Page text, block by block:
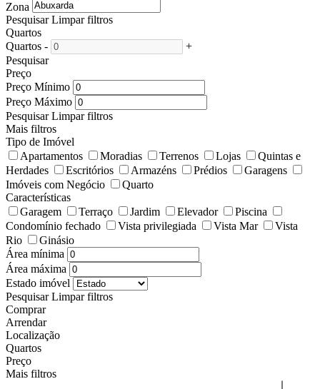
Zona
Pesquisar Limpar filtros
Quartos
Quartos -
+
Pesquisar
Preço
Preço Mínimo
Preço Máximo
Pesquisar Limpar filtros
Mais filtros
Tipo de Imóvel
Apartamentos
Moradias Terrenos Lojas
Quintas e
Herdades
Escritórios Armazéns Prédios
Garagens
Imóveis com Negócio
Quarto
Características
Garagem
Terraço Jardim Elevador
Piscina
Condomínio fechado
Vista privilegiada Vista Mar
Vista
Rio
Ginásio
Área mínima
Área máxima
Estado imóvel
Pesquisar Limpar filtros
Comprar
Arrendar
Localização
Quartos
Preço
Mais filtros